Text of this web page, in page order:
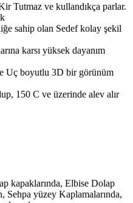
Tutmaz ve kullandıkça parlar.
sahip olan Sedef kolay şekil
karsı yüksek dayanım
Uç boyutlu 3D bir görünüm
150 C ve üzerinde alev alır
kapaklarında, Elbise Dolap
Sehpa yüzey Kaplamalarında,